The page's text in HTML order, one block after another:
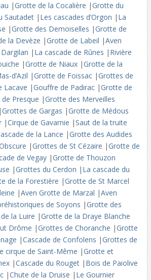
|Grotte de la Cocalière |Grotte du
Sautadet | Les cascades d’Orgon | La
|Grotte des Demoiselles |Grotte de
la Devèze |Grotte de Labeil |Aven
| La cascade de Rûnes | Rivière
|Grotte de Niaux |Grotte de la
d’Azil |Grotte de Foissac |Grottes de
Lacave |Gouffre de Padirac |Grotte de
Presque |Grotte des Merveilles
|Grottes de Gargas |Grotte de Médous
|Cirque de Gavarnie |Saut de la truite
de la Lance |Grotte des Audides
|Grottes de St Cézaire |Grotte de
de Vegay |Grotte de Thouzon
|Grottes du Cerdon | La cascade du
de la Forestière |Grotte de St Marcel
|Aven Grotte de Marzal |Aven
de Soyons |Grotte des
la Luire |Grotte de la Draye Blanche
Drôme |Grottes de Choranche |Grotte
|Cascade de Confolens |Grottes de
cirque de Saint-Même |Grotte et
|Cascade du Rouget | Bois de Paiolive
|Chute de la Druise | Le Gournier